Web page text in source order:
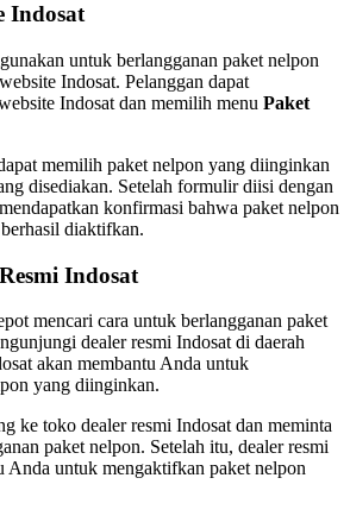
Indosat
untuk berlangganan paket nelpon
Indosat. Pelanggan dapat
Indosat dan memilih menu Paket
memilih paket nelpon yang diinginkan
disediakan. Setelah formulir diisi dengan
konfirmasi bahwa paket nelpon
diaktifkan.
Indosat
mencari cara untuk berlangganan paket
dealer resmi Indosat di daerah
akan membantu Anda untuk
yang diinginkan.
ke toko dealer resmi Indosat dan meminta
paket nelpon. Setelah itu, dealer resmi
Anda untuk mengaktifkan paket nelpon